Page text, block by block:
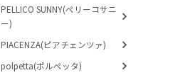
PELLICO SUNNY(ペリーコサニ
ー)
PIACENZA(ピアチェンツァ)
polpetta(ポルペッタ)